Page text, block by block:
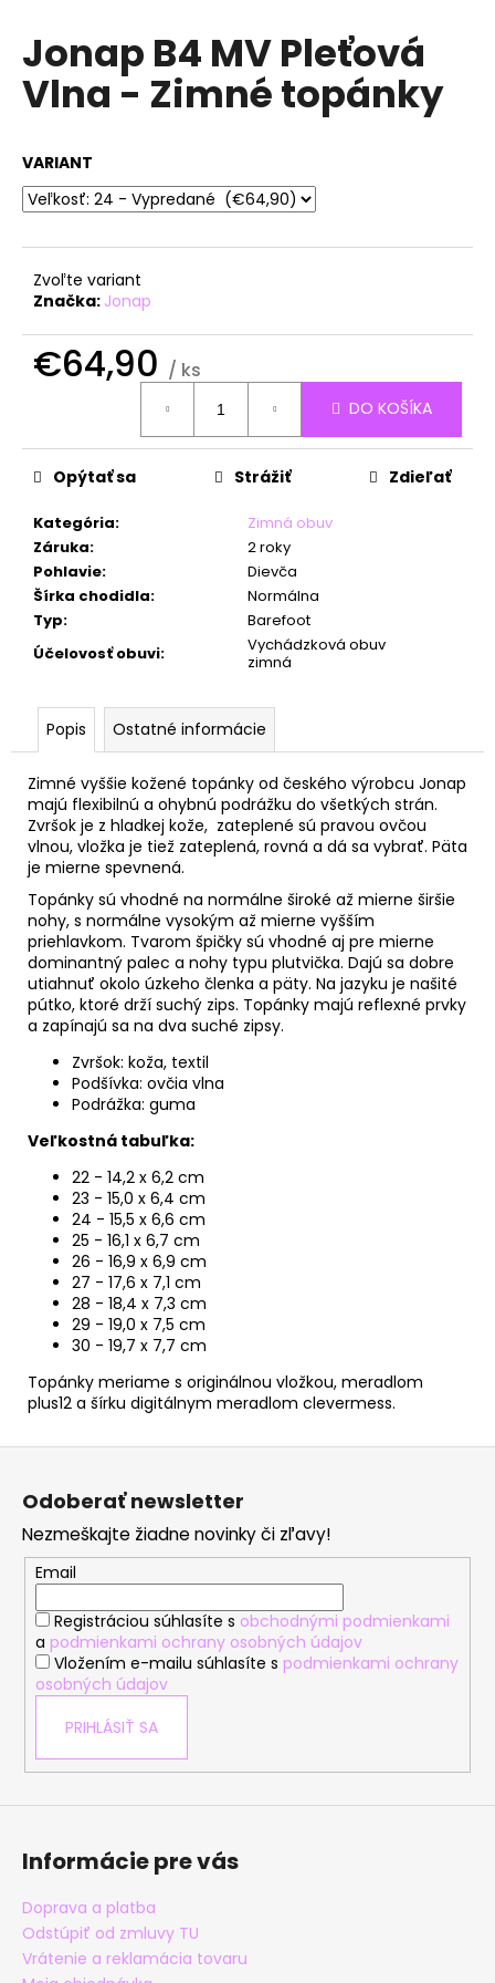
Jonap B4 MV Pleťová
Vlna - Zimné topánky
VARIANT
Zvoľte variant
Značka: Jonap
€64,90 / ks
DO KOŠÍKA
Kategória:
Zimná obuv
Záruka:
2 roky
Pohlavie:
Dievča
Šírka chodidla:
Normálna
Typ:
Barefoot
Účelovosť obuvi:
Vychádzková obuv
zimná
Opýtať sa Strážiť Zdieľať
Popis Ostatné informácie
Zimné vyššie kožené topánky od českého výrobcu Jonap
majú flexibilnú a ohybnú podrážku do všetkých strán.
Zvršok je z hladkej kože, zateplené sú pravou ovčou
vlnou, vložka je tiež zateplená, rovná a dá sa vybrať. Päta
je mierne spevnená.
Topánky sú vhodné na normálne široké až mierne širšie
nohy, s normálne vysokým až mierne vyšším
priehlavkom. Tvarom špičky sú vhodné aj pre mierne
dominantný palec a nohy typu plutvička. Dajú sa dobre
utiahnuť okolo úzkeho členka a päty. Na jazyku je našité
pútko, ktoré drží suchý zips. Topánky majú reflexné prvky
a zapínajú sa na dva suché zipsy.
Zvršok: koža, textil
Podšívka: ovčia vlna
Podrážka: guma
Veľkostná tabuľka:
22 - 14,2 x 6,2 cm
23 - 15,0 x 6,4 cm
24 - 15,5 x 6,6 cm
25 - 16,1 x 6,7 cm
26 - 16,9 x 6,9 cm
27 - 17,6 x 7,1 cm
28 - 18,4 x 7,3 cm
29 - 19,0 x 7,5 cm
30 - 19,7 x 7,7 cm
Topánky meriame s originálnou vložkou, meradlom
plus12 a šírku digitálnym meradlom clevermess.
j
s
ť
O
d
r
ú
a
m
e
Z
Odoberať newsletter
Nezmeškajte žiadne novinky či zľavy!
Email
Registráciou súhlasíte s obchodnými podmienkami
a podmienkami ochrany osobných údajov
Vložením e-mailu súhlasíte s podmienkami ochrany
osobných údajov
PRIHLÁSIŤ SA
Informácie pre vás
Doprava a platba
Odstúpiť od zmluvy TU
Vrátenie a reklamácia tovaru